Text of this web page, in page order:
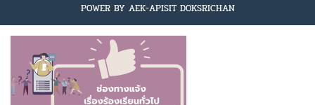
POWER BY AEK-APISIT DOKSRICHAN